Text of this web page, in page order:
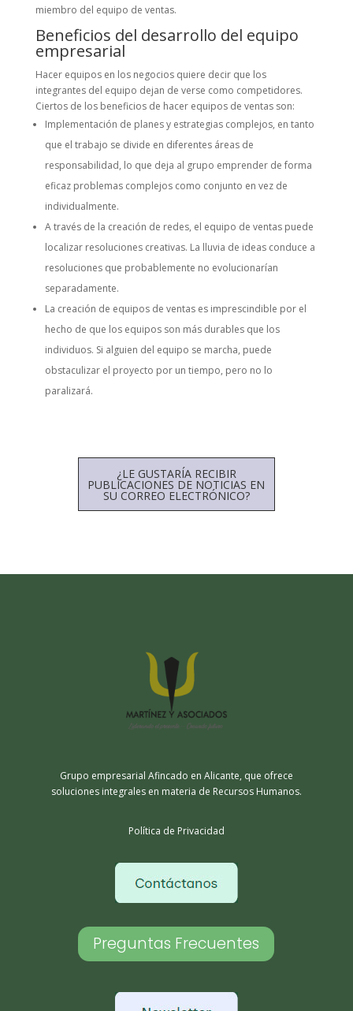
miembro del equipo de ventas.
Beneficios del desarrollo del equipo
empresarial
Hacer equipos en los negocios quiere decir que los
integrantes del equipo dejan de verse como competidores.
Ciertos de los beneficios de hacer equipos de ventas son:
Implementación de planes y estrategias complejos, en tanto
que el trabajo se divide en diferentes áreas de
responsabilidad, lo que deja al grupo emprender de forma
eficaz problemas complejos como conjunto en vez de
individualmente.
A través de la creación de redes, el equipo de ventas puede
localizar resoluciones creativas. La lluvia de ideas conduce a
resoluciones que probablemente no evolucionarían
separadamente.
La creación de equipos de ventas es imprescindible por el
hecho de que los equipos son más durables que los
individuos. Si alguien del equipo se marcha, puede
obstaculizar el proyecto por un tiempo, pero no lo
paralizará.
¿LE GUSTARÍA RECIBIR
PUBLICACIONES DE NOTICIAS EN
SU CORREO ELECTRÓNICO?
Grupo empresarial Afincado en Alicante, que ofrece
soluciones integrales en materia de Recursos Humanos.
Política de Privacidad
Preguntas Frecuentes